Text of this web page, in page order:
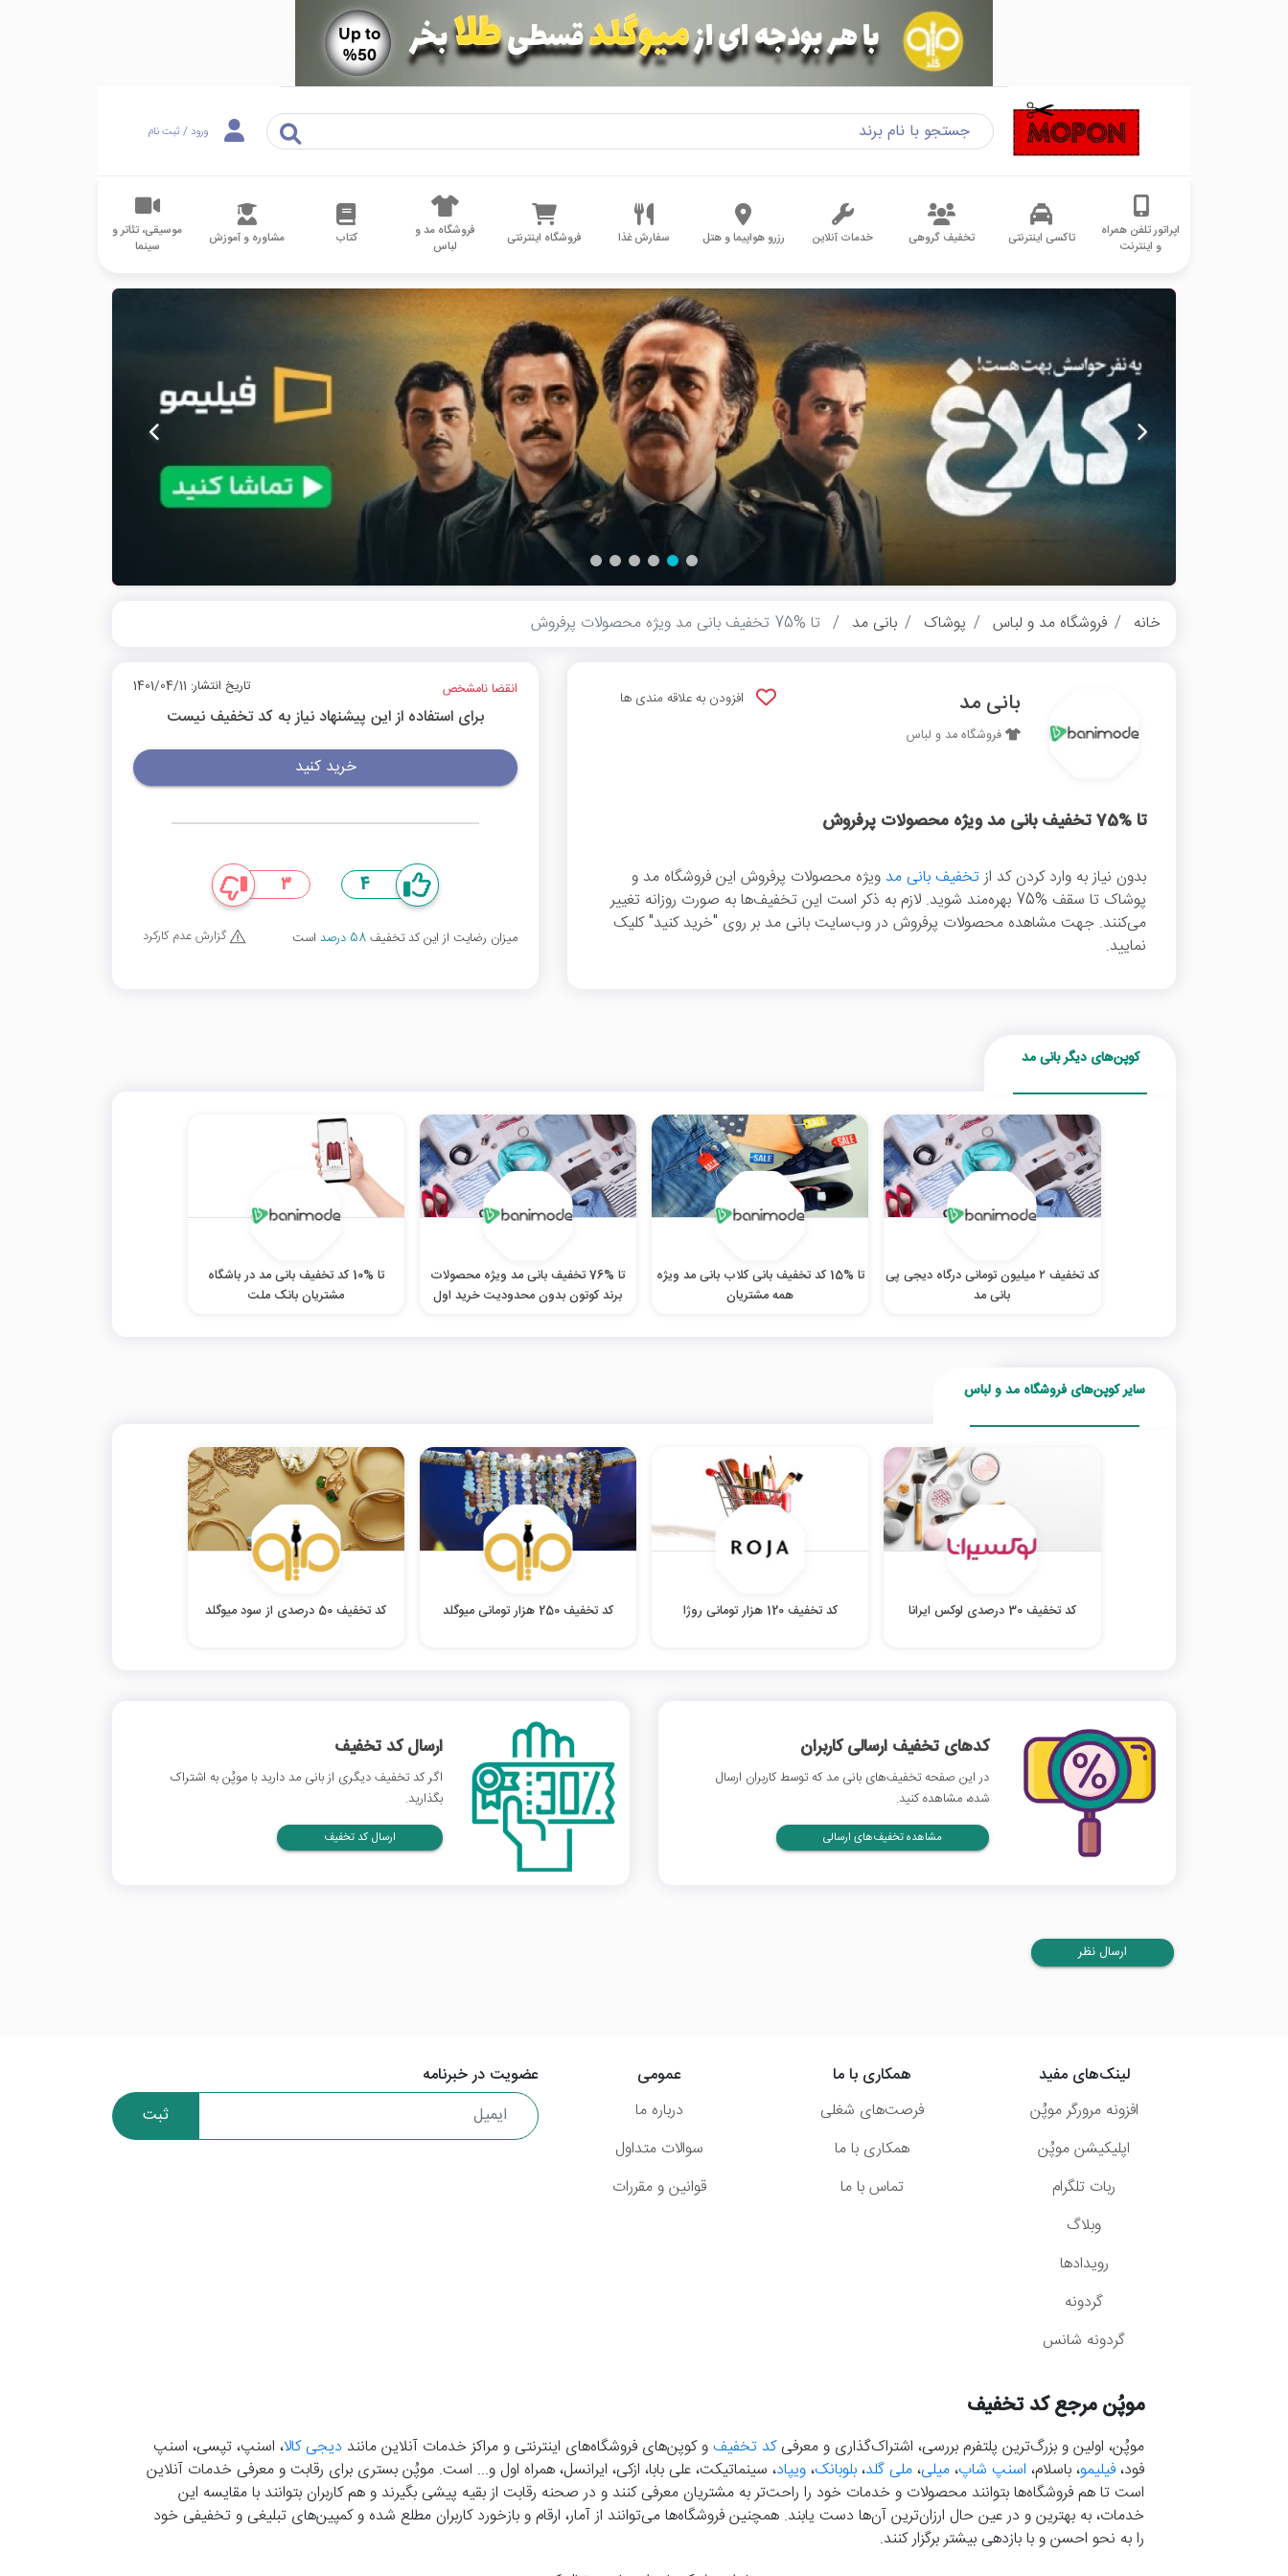
ورود / ثبت نام
اپراتور تلفن همراه
و اینترنت
تاکسی اینترنتی تخفیف گروهی خدمات آنلاین رزرو هواپیما و هتل سفارش غذا فروشگاه اینترنتی
فروشگاه مد و
لباس
کتاب مشاوره و آموزش
موسیقی، تئاتر و
سینما
خانه فروشگاه مد و لباس پوشاک بانی مد تا %75 تخفیف بانی مد ویژه محصولات پرفروش
بانی مد
فروشگاه مد و لباس
افزودن به علاقه مندی ها
تا %75 تخفیف بانی مد ویژه محصولات پرفروش
بدون نیاز به وارد کردن کد ازتخفیف بانی مدویژه محصولات پرفروش این فروشگاه مد و
پوشاک تا سقف %75 بهره‌مند شوید. لازم به ذکر است این تخفیف‌ها به صورت روزانه تغییر
می‌کنند. جهت مشاهده محصولات پرفروش در وب‌سایت بانی مد بر روی "خرید کنید" کلیک
نمایید.
انقضا نامشخص تاریخ انتشار: 1401/04/11
برای استفاده از این پیشنهاد نیاز به کد تخفیف نیست
خرید کنید
4
3
میزان رضایت از این کد تخفیف58 درصد است گزارش عدم کارکرد
کوپن‌های دیگر بانی مد
کد تخفیف ۲ میلیون تومانی درگاه دیجی پی
بانی مد
تا %15 کد تخفیف بانی کلاب بانی مد ویژه
همه مشتریان
تا %76 تخفیف بانی مد ویژه محصولات
برند کوتون بدون محدودیت خرید اول
تا %10 کد تخفیف بانی مد در باشگاه
مشتریان بانک ملت
سایر کوپن‌های فروشگاه مد و لباس
کد تخفیف 30 درصدی لوکس ایرانا کد تخفیف 120 هزار تومانی روژا کد تخفیف 250 هزار تومانی میوگلد کد تخفیف 50 درصدی از سود میوگلد
کدهای تخفیف ارسالی کاربران
در این صفحه تخفیف‌های بانی مد که توسط کاربران ارسال
شده، مشاهده کنید.
مشاهده تخفیف‌های ارسالی
ارسال کد تخفیف
اگر کد تخفیف دیگری از بانی مد دارید با موپُن به اشتراک
بگذارید.
ارسال کد تخفیف
ارسال نظر
عضویت در خبرنامه
ثبت
لینک‌های مفید
افزونه مرورگر موپُن
اپلیکیشن موپُن
ربات تلگرام
وبلاگ
رویدادها
گردونه
گردونه شانس
همکاری با ما
فرصت‌های شغلی
همکاری با ما
تماس با ما
عمومی
درباره ما
سوالات متداول
قوانین و مقررات
موپُن مرجع کد تخفیف
موپُن، اولین و بزرگ‌ترین پلتفرم بررسی، اشتراک‌گذاری و معرفیکد تخفیفو کوپن‌های فروشگاه‌های اینترنتی و مراکز خدمات آنلاین مانند دیجی کالا، اسنپ، تپسی، اسنپ
فود، فیلیمو، باسلام، اسنپ شاپ، میلی، ملی گلد، بلوبانک، ویپاد، سینماتیکت، علی بابا، ازکی، ایرانسل، همراه اول و... است. موپُن بستری برای رقابت و معرفی خدمات آنلاین
است تا هم فروشگاه‌ها بتوانند محصولات و خدمات خود را راحت‌تر به مشتریان معرفی کنند و در صحنه رقابت از بقیه پیشی بگیرند و هم کاربران بتوانند با مقایسه این
خدمات، به بهترین و در عین حال ارزان‌ترین آن‌ها دست‌ یابند. همچنین فروشگاه‌ها می‌توانند از آمار، ارقام و بازخورد کاربران مطلع شده و کمپین‌های تبلیغی و تخفیفی خود
را به نحو احسن و با بازدهی بیشتر برگزار کنند.